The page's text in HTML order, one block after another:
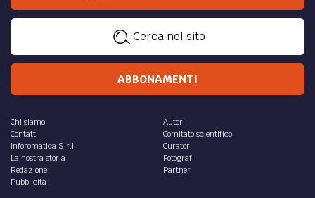
Cerca nel sito
ABBONAMENTI
Chi siamo
Contatti
Inforomatica S.r.l.
La nostra storia
Redazione
Pubblicità
Autori
Comitato scientifico
Curatori
Fotografi
Partner